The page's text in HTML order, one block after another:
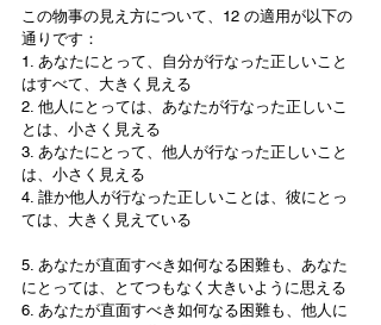
この物事の見え方について、12 の適用が以下の
通りです：
1. あなたにとって、自分が行なった正しいこと
はすべて、大きく見える
2. 他人にとっては、あなたが行なった正しいこ
とは、小さく見える
3. あなたにとって、他人が行なった正しいこと
は、小さく見える
4. 誰か他人が行なった正しいことは、彼にとっ
ては、大きく見えている
5. あなたが直面すべき如何なる困難も、あなた
にとっては、とてつもなく大きいように思える
6. あなたが直面すべき如何なる困難も、他人に